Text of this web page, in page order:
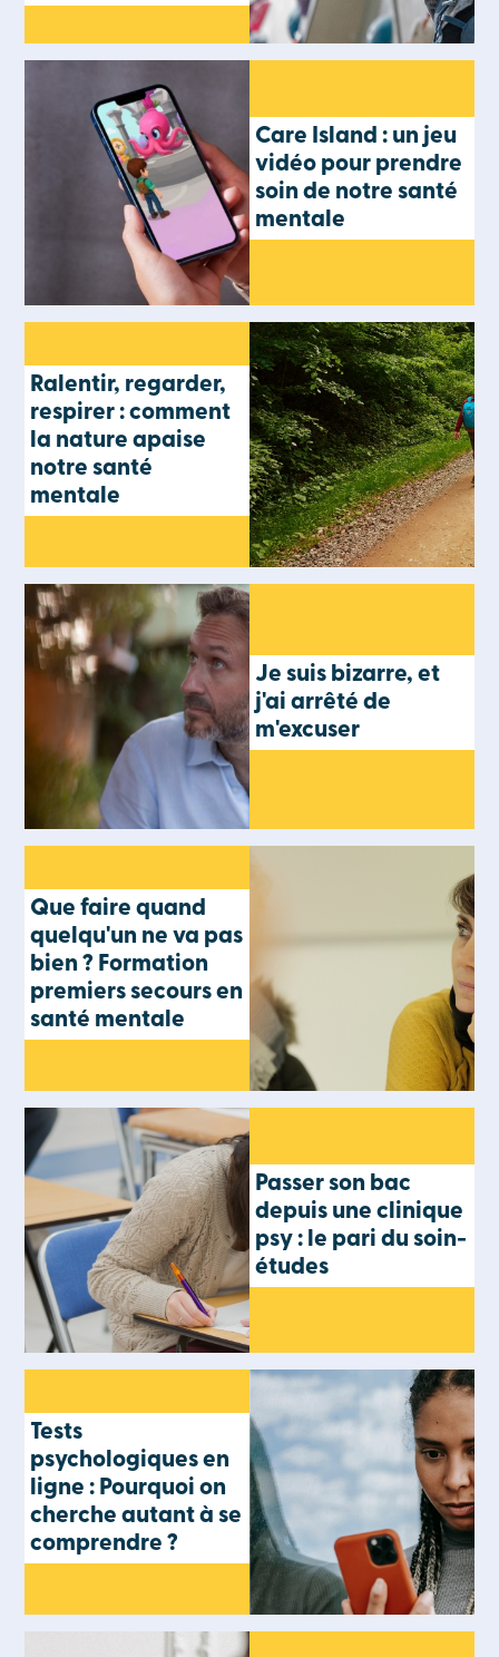
Care Island : un jeu
vidéo pour prendre
soin de notre santé
mentale
Ralentir, regarder,
respirer : comment
la nature apaise
notre santé
mentale
Je suis bizarre, et
j'ai arrêté de
m'excuser
Que faire quand
quelqu'un ne va pas
bien ? Formation
premiers secours en
santé mentale
Passer son bac
depuis une clinique
psy : le pari du soin-
études
Tests
psychologiques en
ligne : Pourquoi on
cherche autant à se
comprendre ?